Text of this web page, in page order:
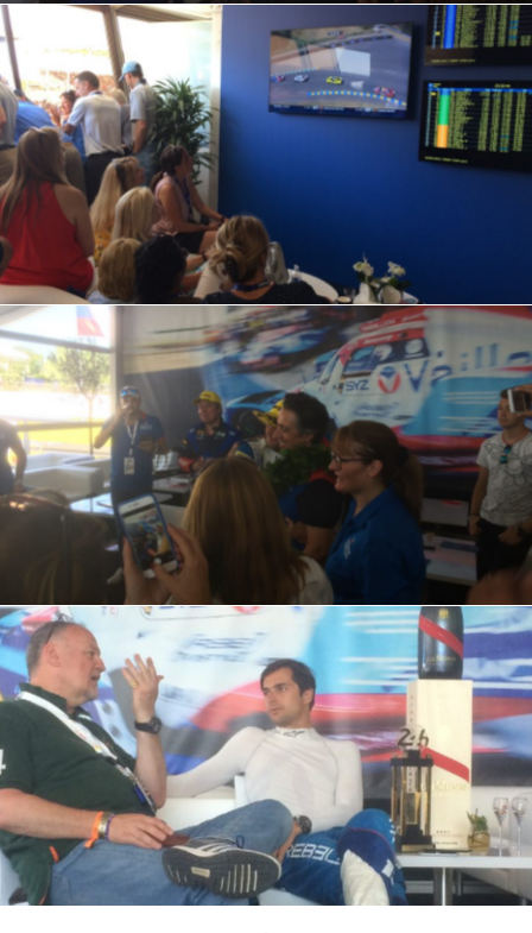
IMG_6051
IMG_4395